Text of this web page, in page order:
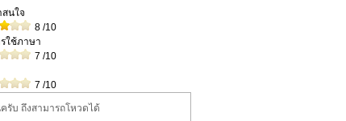
สนใจ
8/10
ใช้ภาษา
7 /10
7 /10
รับ ถึงสามารถโหวดได้